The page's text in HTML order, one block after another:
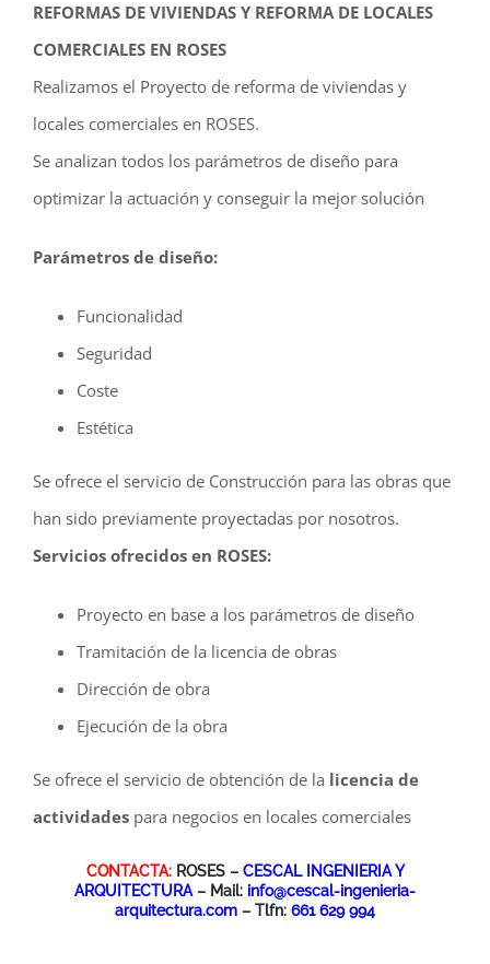
REFORMAS DE VIVIENDAS Y REFORMA DE LOCALES
COMERCIALES EN ROSES
Realizamos el Proyecto de reforma de viviendas y
locales comerciales en ROSES.
Se analizan todos los parámetros de diseño para
optimizar la actuación y conseguir la mejor solución
Parámetros de diseño:
Funcionalidad
Seguridad
Coste
Estética
Se ofrece el servicio de Construcción para las obras que
han sido previamente proyectadas por nosotros.
Servicios ofrecidos en ROSES:
Proyecto en base a los parámetros de diseño
Tramitación de la licencia de obras
Dirección de obra
Ejecución de la obra
Se ofrece el servicio de obtención de la licencia de
actividades para negocios en locales comerciales
CONTACTA:ROSES – CESCAL INGENIERIA Y
ARQUITECTURA – Mail: info@cescal-ingenieria-
arquitectura.com – Tlfn: 661 629 994